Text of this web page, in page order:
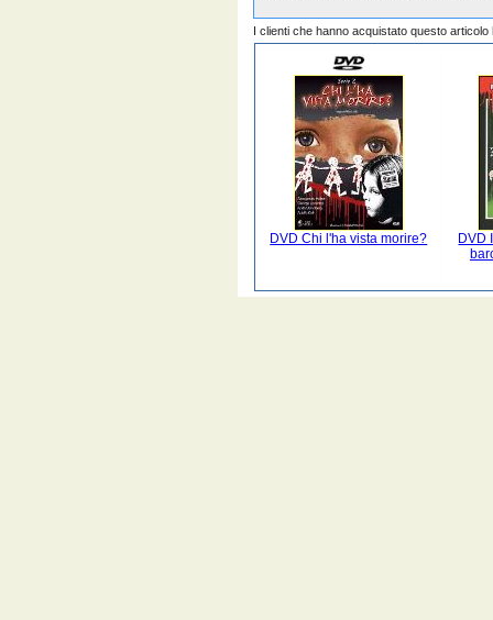
I clienti che hanno acquistato questo
DVD Chi l'ha vista morire?
DVD